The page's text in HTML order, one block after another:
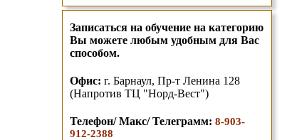
Записаться на обучение на категорию
Вы можете любым удобным для Вас
способом.
Офис: г. Барнаул, Пр-т Ленина 128
(Напротив ТЦ "Норд-Вест")
Телефон/ Макс/ Телеграмм: 8-903-
912-2388